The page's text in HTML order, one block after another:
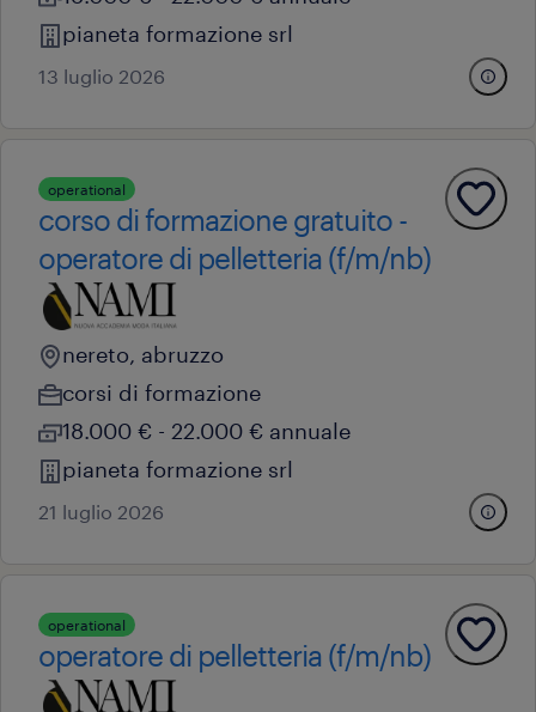
pianeta formazione srl
13 luglio 2026
operational
corso di formazione gratuito -
operatore di pelletteria (f/m/nb)
nereto, abruzzo
corsi di formazione
18.000 € - 22.000 € annuale
pianeta formazione srl
21 luglio 2026
operational
operatore di pelletteria (f/m/nb)